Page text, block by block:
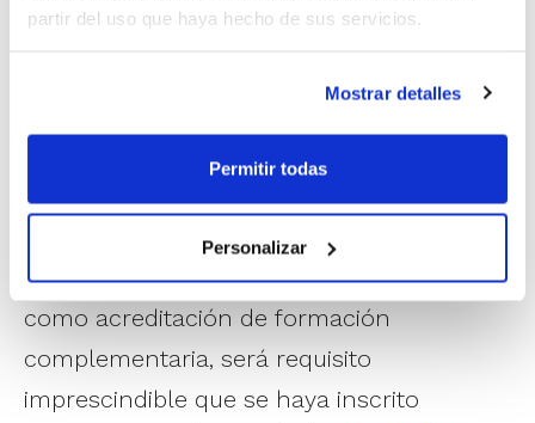
partir del uso que haya hecho de sus servicios.
Mostrar detalles
Permitir todas
Personalizar
concentración y, por tanto, los Clínics para
"La Bosca" de Burriana.
Cualquier persona que quiera contabilizar
la asistencia como horas de prácticas o
como acreditación de formación
complementaria, será requisito
imprescindible que se haya inscrito